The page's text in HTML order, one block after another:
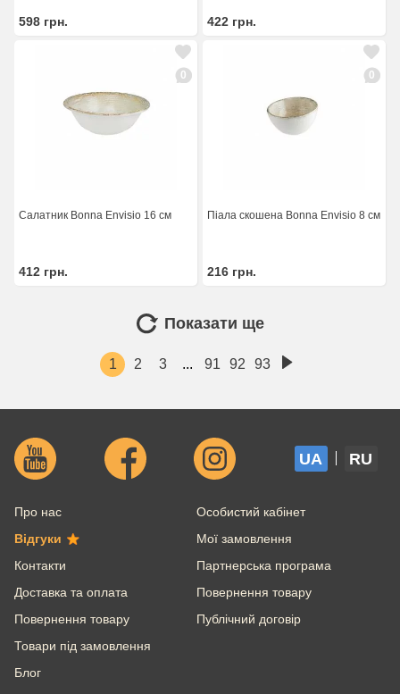
598 грн. 422 грн.
0
Салатник Bonna Envisio 16 см
412 грн.
0
Піала скошена Bonna Envisio 8 см
216 грн.
Показати ще
1 2 3 ... 91 92 93
UA RU
Про нас
Відгуки
Контакти
Доставка та оплата
Повернення товару
Товари під замовлення
Блог
Особистий кабінет
Мої замовлення
Партнерська програма
Повернення товару
Публічний договір